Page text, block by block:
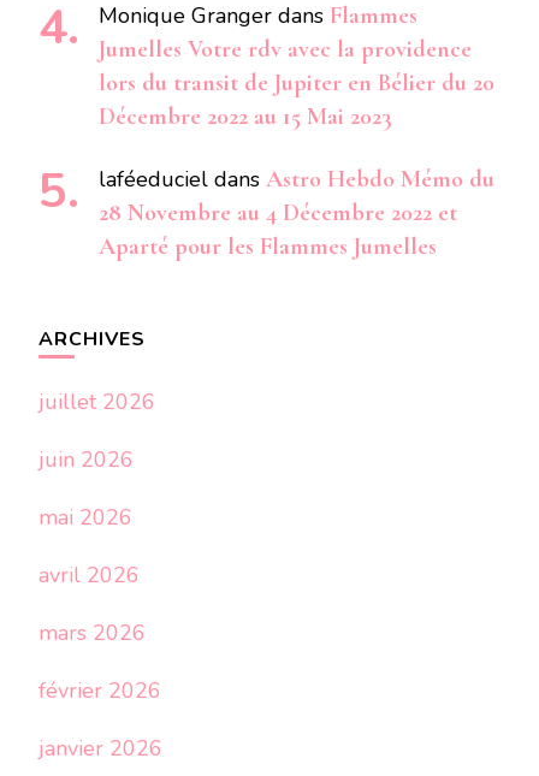
Monique Granger dans Flammes
Jumelles Votre rdv avec la providence
lors du transit de Jupiter en Bélier du 20
Décembre 2022 au 15 Mai 2023
laféeduciel dans Astro Hebdo Mémo du
28 Novembre au 4 Décembre 2022 et
Aparté pour les Flammes Jumelles
ARCHIVES
juillet 2026
juin 2026
mai 2026
avril 2026
mars 2026
février 2026
janvier 2026